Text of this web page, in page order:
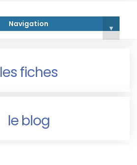
Navigation ▾
les fiches
le blog